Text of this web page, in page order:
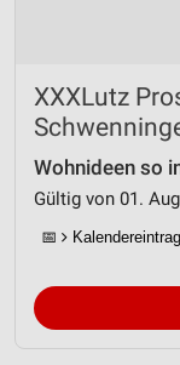
XXXLutz
Wohnideen so
Gültig von 01.
📅